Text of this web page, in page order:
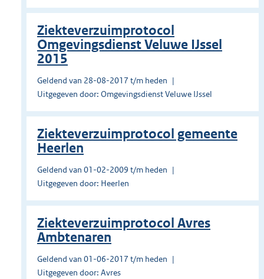
Ziekteverzuimprotocol
Omgevingsdienst Veluwe IJssel
2015
Geldend van 28-08-2017 t/m heden
Uitgegeven door: Omgevingsdienst Veluwe IJssel
Ziekteverzuimprotocol gemeente
Heerlen
Geldend van 01-02-2009 t/m heden
Uitgegeven door: Heerlen
Ziekteverzuimprotocol Avres
Ambtenaren
Geldend van 01-06-2017 t/m heden
Uitgegeven door: Avres